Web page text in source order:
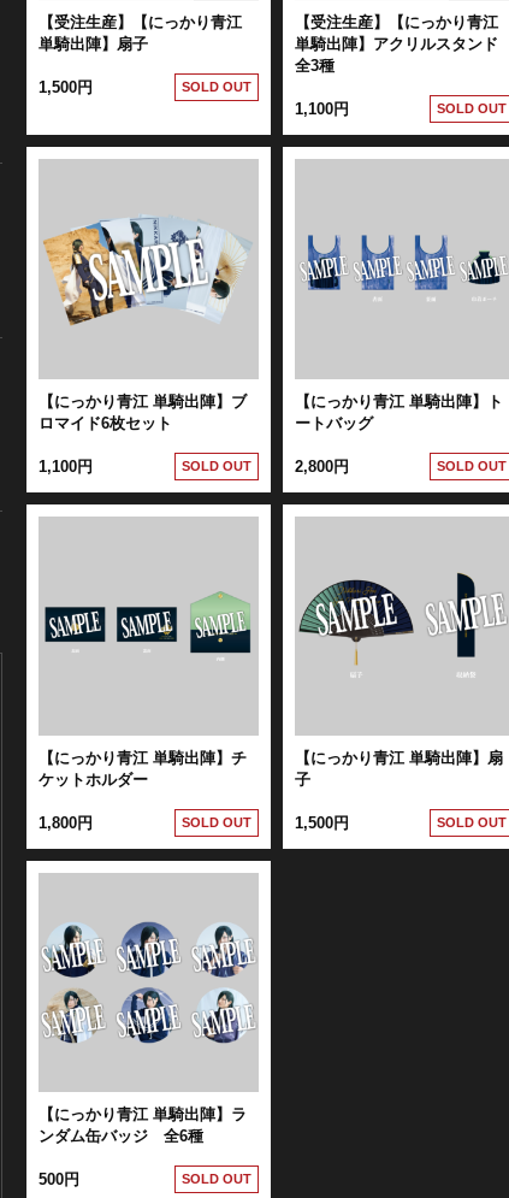
【受注生産】【にっかり青江
単騎出陣】扇子
1,500円 SOLD OUT
【受注生産】【にっかり青江
単騎出陣】アクリルスタンド
全3種
1,100円 SOLD OUT
【にっかり青江 単騎出陣】ブ
ロマイド6枚セット
1,100円 SOLD OUT
【にっかり青江 単騎出陣】ト
ートバッグ
2,800円 SOLD OUT
【にっかり青江 単騎出陣】チ
ケットホルダー
1,800円 SOLD OUT
【にっかり青江 単騎出陣】扇
子
1,500円 SOLD OUT
【にっかり青江 単騎出陣】ラ
ンダム缶バッジ 全6種
500円 SOLD OUT